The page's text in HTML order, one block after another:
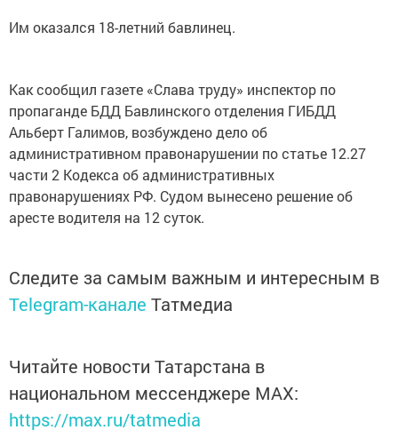
Им оказался 18-летний бавлинец.
Как сообщил газете «Слава труду» инспектор по
пропаганде БДД Бавлинского отделения ГИБДД
Альберт Галимов, возбуждено дело об
административном правонарушении по статье 12.27
части 2 Кодекса об административных
правонарушениях РФ. Судом вынесено решение об
аресте водителя на 12 суток.
Следите за самым важным и интересным в
Telegram-канале Татмедиа
Читайте новости Татарстана в
национальном мессенджере MАХ:
https://max.ru/tatmedia